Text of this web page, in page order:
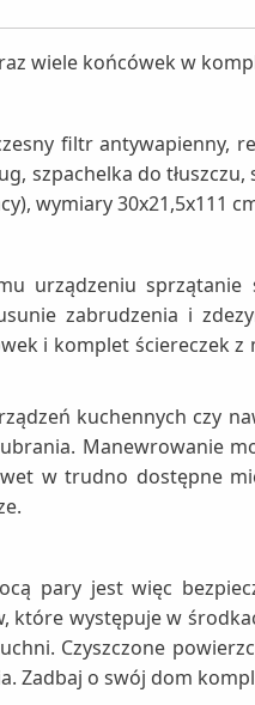
wiele końcówek w
filtr antywapienny,
szpachelka do tłuszczu,
wymiary 30x21,5x111
urządzeniu sprzątanie
zabrudzenia i
i komplet ściereczek
kuchennych czy
Manewrowanie
w trudno dostępne
pary jest więc
które występuje w
Czyszczone
Zadbaj o swój dom